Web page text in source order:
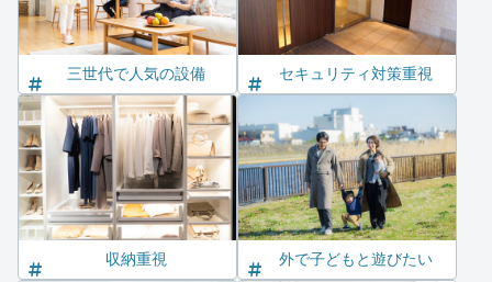
三世代で人気の設備 セキュリティ対策重視
収納重視 外で子どもと遊びたい